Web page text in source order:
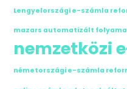
Lengyelországi e-számla
mazars automatizált
nemzetközi
németországi e-számla